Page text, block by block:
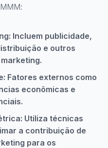
Incluem publicidade,
e outros
Fatores externos como
econômicas e
Utiliza técnicas
a contribuição de
para os